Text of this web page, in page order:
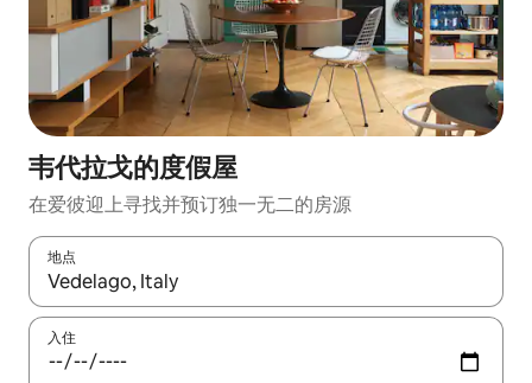
韦代拉戈的度假屋
在爱彼迎上寻找并预订独一无二的房源
地点
如有搜索结果，请使用上下方向键查看，或通过点击或滑动手势
入住